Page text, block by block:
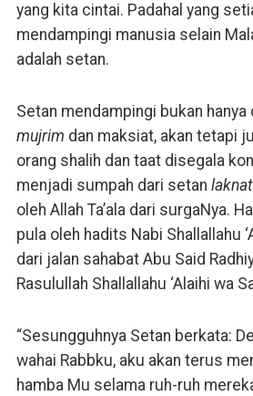
yang kita cintai. Padahal yang
mendampingi manusia selain
adalah setan.
Setan mendampingi bukan hanya
mujrim dan maksiat, akan tetapi
orang shalih dan taat disegala
menjadi sumpah dari setan
oleh Allah Ta’ala dari surgaNya.
pula oleh hadits Nabi Shallallahu
dari jalan sahabat Abu Said
Rasulullah Shallallahu ‘Alaihi wa
“Sesungguhnya Setan berkata:
wahai Rabbku, aku akan terus
hamba Mu selama ruh-ruh